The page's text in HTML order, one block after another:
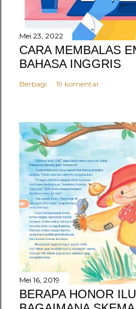
Mei 23, 2022
CARA MEMBALAS
BAHASA INGGRIS
Berbagi 19 komentar
Mei 16, 2019
BERAPA HONOR